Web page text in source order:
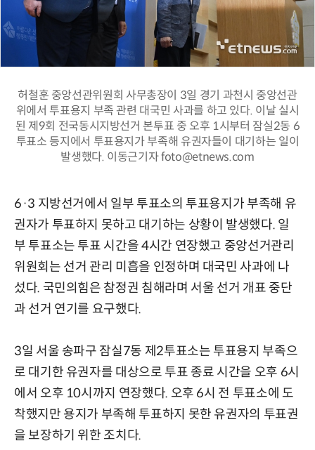
허철훈 중앙선관위원회 사무총장이 3일 경기 과천시 중앙선관
위에서 투표용지 부족 관련 대국민 사과를 하고 있다. 이날 실시
된 제9회 전국동시지방선거 본투표 중 오후 1시부터 잠실2동 6
투표소 등지에서 투표용지가 부족해 유권자들이 대기하는 일이
발생했다. 이동근기자 foto@etnews.com
6·3 지방선거에서 일부 투표소의 투표용지가 부족해 유
권자가 투표하지 못하고 대기하는 상황이 발생했다. 일
부 투표소는 투표 시간을 4시간 연장했고 중앙선거관리
위원회는 선거 관리 미흡을 인정하며 대국민 사과에 나
섰다. 국민의힘은 참정권 침해라며 서울 선거 개표 중단
과 선거 연기를 요구했다.
3일 서울 송파구 잠실7동 제2투표소는 투표용지 부족으
로 대기한 유권자를 대상으로 투표 종료 시간을 오후 6시
에서 오후 10시까지 연장했다. 오후 6시 전 투표소에 도
착했지만 용지가 부족해 투표하지 못한 유권자의 투표권
을 보장하기 위한 조치다.